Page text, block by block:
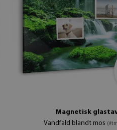
Magnetisk
Vandfald blandt mos